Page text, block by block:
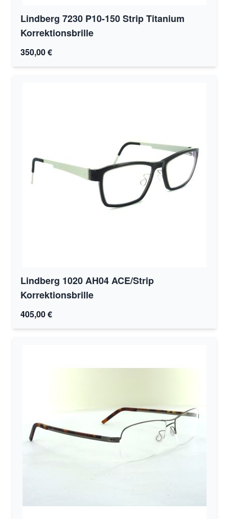
Lindberg 7230 P10-150 Strip Titanium
Korrektionsbrille
350,00 €
Lindberg 1020 AH04 ACE/Strip
Korrektionsbrille
405,00 €